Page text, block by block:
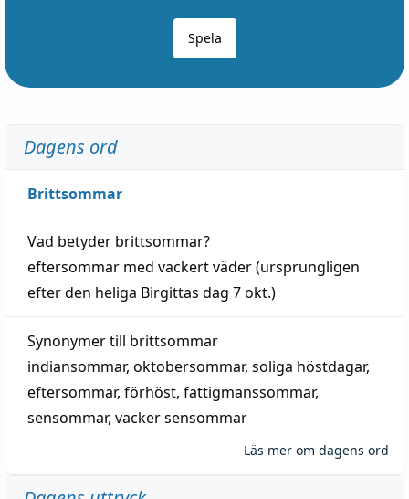
Spela
Dagens ord
Brittsommar
Vad betyder brittsommar?
eftersommar med vackertväder(ursprungligen
efter den heliga Birgittas dag 7 okt.)
Synonymer till brittsommar
indiansommar, oktobersommar, soliga höstdagar,
eftersommar, förhöst, fattigmanssommar,
sensommar, vacker sensommar
Läs mer om dagens ord